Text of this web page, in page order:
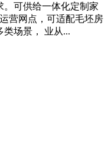
。可供给一体化定制家
营网点，可适配毛坯房
场景， 业从...